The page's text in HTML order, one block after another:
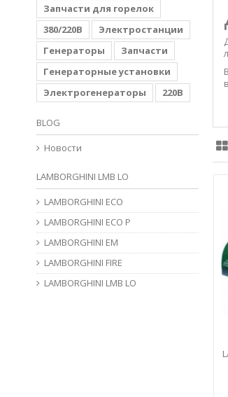
Запчасти для горелок
380/220В
Электростанции
Генераторы
Запчасти
Генераторные установки
Электрогенераторы
220В
BLOG
Новости
LAMBORGHINI LMB LO
LAMBORGHINI ECO
LAMBORGHINI ECO P
LAMBORGHINI EM
LAMBORGHINI FIRE
LAMBORGHINI LMB LO